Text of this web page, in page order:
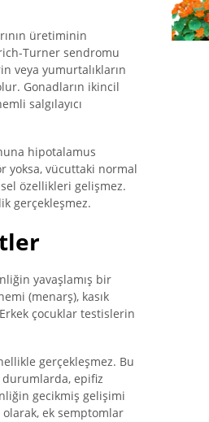
üretiminin
Turner sendromu
veya yumurtalıkların
Gonadların ikincil
salgılayıcı
hipotalamus
yoksa, vücuttaki normal
özellikleri gelişmez.
gerçekleşmez.
yavaşlamış bir
(menarş), kasık
çocuklar testislerin
gerçekleşmez. Bu
durumlarda, epifiz
gecikmiş gelişimi
ek semptomlar